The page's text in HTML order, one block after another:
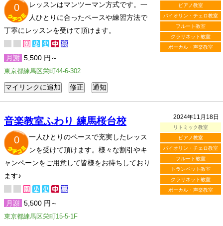
ピアノ教室
バイオリン・チェロ教室
フルート教室
クラリネット教室
ボーカル・声楽教室
0
レッスンはマンツーマン方式です。一
人ひとりに合ったペースや練習方法で
丁寧にレッスンを受けて頂けます。
月謝 5,500 円～
東京都練馬区栄町44-6-302
2024年11月18日
リトミック教室
ピアノ教室
バイオリン・チェロ教室
フルート教室
トランペット教室
クラリネット教室
ボーカル・声楽教室
音楽教室ふわり 練馬桜台校
0
一人ひとりのペースで充実したレッス
ンを受けて頂けます。様々な割引やキ
ャンペーンをご用意して皆様をお待ちしており
ます♪
月謝 5,500 円～
東京都練馬区栄町15-5-1F